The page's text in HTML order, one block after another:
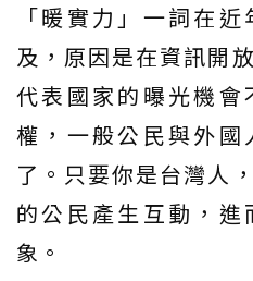
「暖實力」一詞在
及，原因是在資訊開
代表國家的曝光機會
權，一般公民與外國
了。只要你是台灣人
的公民產生互動，
象。